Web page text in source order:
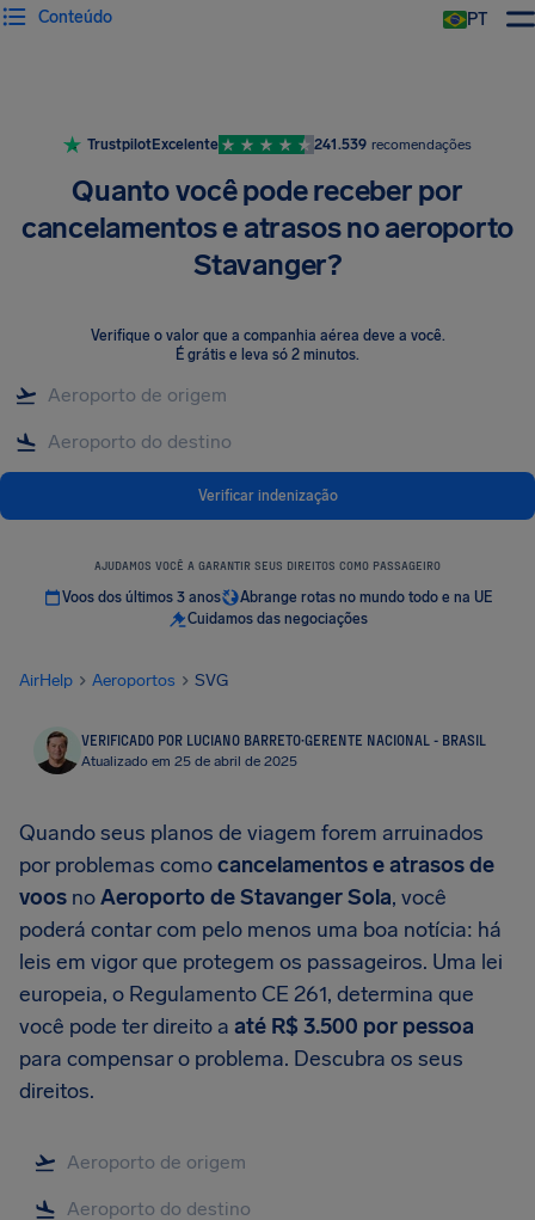
PT
Conteúdo
TrustpilotExcelente 241.539 recomendações
Quanto você pode receber por
cancelamentos e atrasos no aeroporto
Stavanger?
Verifique o valor que a companhia aérea deve a você.
É grátis e leva só 2 minutos.
Verificar indenização
AJUDAMOS VOCÊ A GARANTIR SEUS DIREITOS COMO PASSAGEIRO
Voos dos últimos 3 anos
Abrange rotas no mundo todo e na UE
Cuidamos das negociações
AirHelp Aeroportos SVG
VERIFICADO POR LUCIANO BARRETO·GERENTE NACIONAL - BRASIL
Atualizado em 25 de abril de 2025
Quando seus planos de viagem forem arruinados
por problemas comocancelamentos e atrasos de
voos noAeroporto de Stavanger Sola, você
poderá contar com pelo menos uma boa notícia: há
leis em vigor que protegem os passageiros. Uma lei
europeia, o Regulamento CE 261, determina que
você pode ter direito a até R$ 3.500 por pessoa
para compensar o problema. Descubra os seus
direitos.